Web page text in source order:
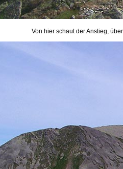
Von hier schaut der Anstieg,